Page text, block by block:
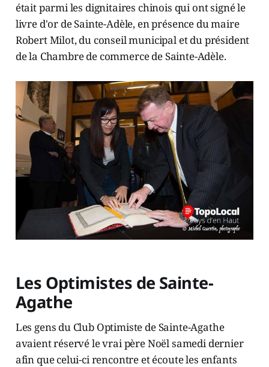
était parmi les dignitaires chinois qui ont signé le
livre d'or de Sainte-Adèle, en présence du maire
Robert Milot, du conseil municipal et du président
de la Chambre de commerce de Sainte-Adèle.
Les Optimistes de Sainte-
Agathe
Les gens du Club Optimiste de Sainte-Agathe
avaient réservé le vrai père Noël samedi dernier
afin que celui-ci rencontre et écoute les enfants